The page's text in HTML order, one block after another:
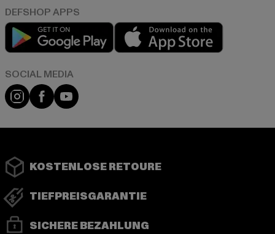
Play market
Instagram
FacebookYouTube
KOSTENLOSE RETOURE
TIEFPREISGARANTIE
SICHERE BEZAHLUNG